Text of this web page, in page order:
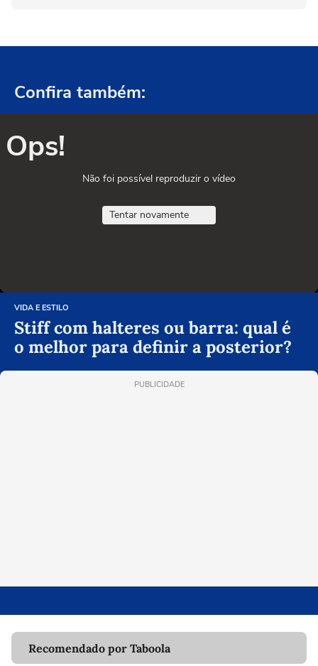
Confira também:
Ops!
Não foi possível reproduzir o vídeo
Tentar novamente
VIDA E ESTILO
Stiff com halteres ou barra: qual é
o melhor para definir a posterior?
PUBLICIDADE
Recomendado por Taboola